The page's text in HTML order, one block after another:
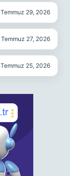
Temmuz 29, 2026
Temmuz 27, 2026
Temmuz 25, 2026